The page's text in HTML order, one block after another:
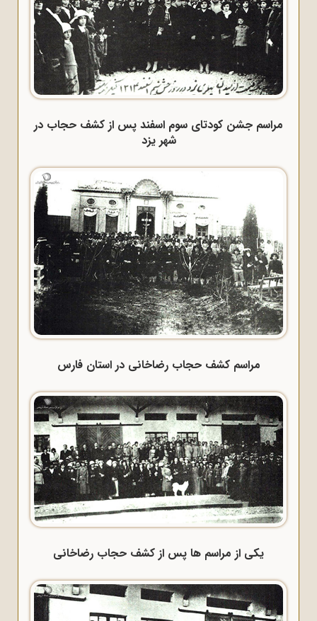
مراسم جشن کودتای سوم اسفند پس از کشف حجاب در
شهر یزد
مراسم کشف حجاب رضاخانی در استان فارس
یکی از مراسم ها پس از کشف حجاب رضاخانی